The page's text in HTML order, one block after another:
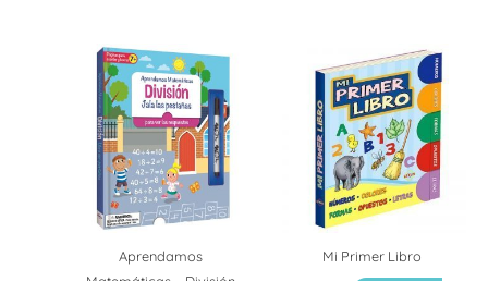
Aprendamos
Mi Primer Libro